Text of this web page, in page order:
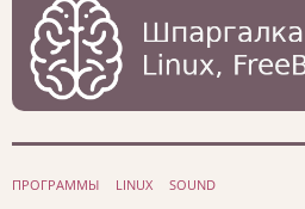
ПРОГРАММЫ LINUX SOUND